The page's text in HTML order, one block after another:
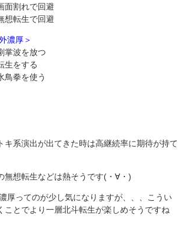
面割れで回避
想転生で回避
濃厚＞
掌波を放つ
生をする
鳥拳を使う
キ系演出が出てきた時は高継続率に期待が持て
無想転生などは熱そうです(・∀・)
厚ってのが少し気になりますが、、、こうい
ことでより一層北斗転生が楽しめそうですね